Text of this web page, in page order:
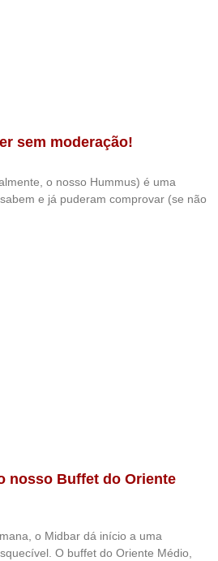
sem moderação!
o nosso Hummus) é uma
e já puderam comprovar (se não
nosso Buffet do Oriente
o Midbar dá início a uma
O buffet do Oriente Médio,